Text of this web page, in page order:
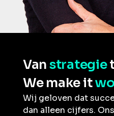
Vanstrategie
We make it
Wij geloven dat
dan alleen cijfers.